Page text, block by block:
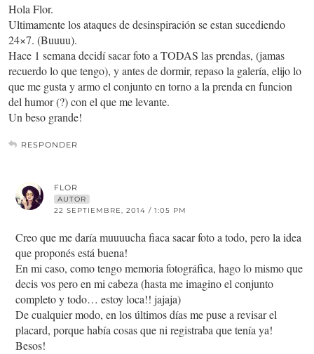
Hola Flor.
Ultimamente los ataques de desinspiración se estan sucediendo
24×7. (Buuuu).
Hace 1 semana decidí sacar foto a TODAS las prendas, (jamas
recuerdo lo que tengo), y antes de dormir, repaso la galería, elijo lo
que me gusta y armo el conjunto en torno a la prenda en funcion
del humor (?) con el que me levante.
Un beso grande!
RESPONDER
FLOR
AUTOR
22 SEPTIEMBRE, 2014 / 1:05 PM
Creo que me daría muuuucha fiaca sacar foto a todo, pero la idea
que proponés está buena!
En mi caso, como tengo memoria fotográfica, hago lo mismo que
decis vos pero en mi cabeza (hasta me imagino el conjunto
completo y todo… estoy loca!! jajaja)
De cualquier modo, en los últimos días me puse a revisar el
placard, porque había cosas que ni registraba que tenía ya!
Besos!